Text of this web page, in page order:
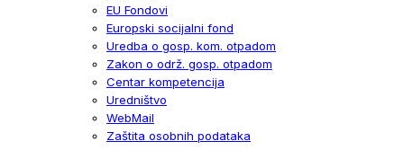
EU Fondovi
Europski socijalni fond
Uredba o gosp. kom. otpadom
Zakon o održ. gosp. otpadom
Centar kompetencija
Uredništvo
WebMail
Zaštita osobnih podataka